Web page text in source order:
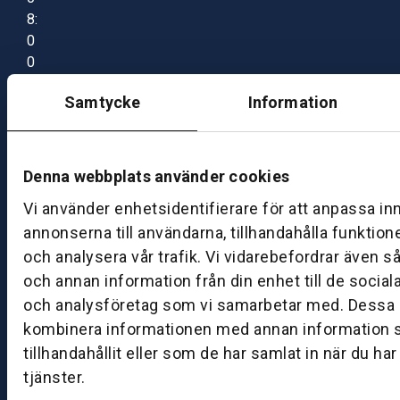
Samtycke Information
Denna webbplats använder cookies
Vi använder enhetsidentifierare för att anpassa
annonserna till användarna, tillhandahålla
och analysera vår trafik. Vi vidarebefordrar även
och annan information från din enhet till de
och analysföretag som vi samarbetar med. Dessa
kombinera informationen med annan information
tillhandahållit eller som de har samlat in när du
tjänster.
8:
0
0
7:
0
B
S
k
ö
v
d